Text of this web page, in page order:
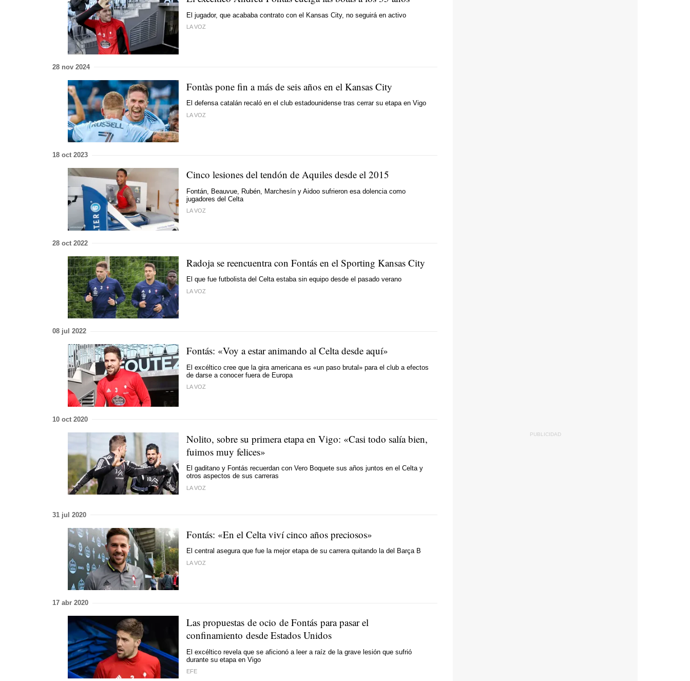
El jugador, que acababa contrato con el Kansas City, no seguirá en activo
LA VOZ
28 nov 2024
Fontàs pone fin a más de seis años en el Kansas City
El defensa catalán recaló en el club estadounidense tras cerrar su etapa en Vigo
LA VOZ
18 oct 2023
Cinco lesiones del tendón de Aquiles desde el 2015
Fontán, Beauvue, Rubén, Marchesín y Aidoo sufrieron esa dolencia como
jugadores del Celta
LA VOZ
28 oct 2022
Radoja se reencuentra con Fontás en el Sporting Kansas City
El que fue futbolista del Celta estaba sin equipo desde el pasado verano
LA VOZ
08 jul 2022
Fontás: «Voy a estar animando al Celta desde aquí»
El excéltico cree que la gira americana es «un paso brutal» para el club a efectos
de darse a conocer fuera de Europa
LA VOZ
10 oct 2020
Nolito, sobre su primera etapa en Vigo: «Casi todo salía bien,
fuimos muy felices»
El gaditano y Fontás recuerdan con Vero Boquete sus años juntos en el Celta y
otros aspectos de sus carreras
LA VOZ
31 jul 2020
Fontás: «En el Celta viví cinco años preciosos»
El central asegura que fue la mejor etapa de su carrera quitando la del Barça B
LA VOZ
17 abr 2020
Las propuestas de ocio de Fontás para pasar el
confinamiento desde Estados Unidos
El excéltico revela que se aficionó a leer a raíz de la grave lesión que sufrió
durante su etapa en Vigo
EFE